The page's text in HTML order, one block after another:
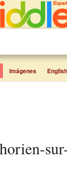
Imágenes English